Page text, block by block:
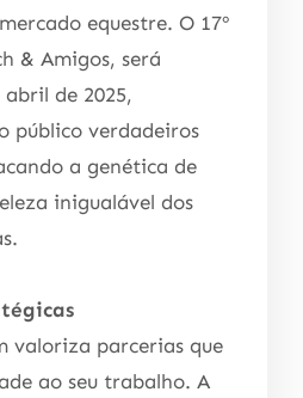
equestre. O 17º
& Amigos, será
de 2025,
público verdadeiros
a genética de
inigualável dos
valoriza parcerias que
ao seu trabalho. A